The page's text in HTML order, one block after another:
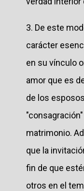
3. De este
carácter
en su vínculo
amor que es
de los
matrimonio.
que la
fin de que
otros en el